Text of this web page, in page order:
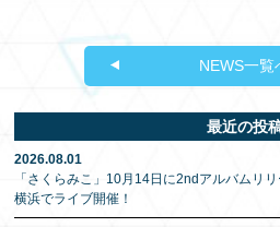
NEWS一覧
最近の投
2026.08.01
「さくらみこ」10月14日に2ndアルバムリ
横浜でライブ開催！